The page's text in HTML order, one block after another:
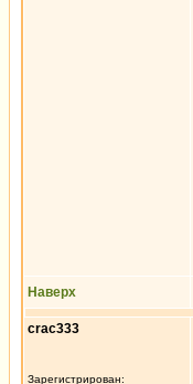
Наверх
crac333
Зарегистрирован: